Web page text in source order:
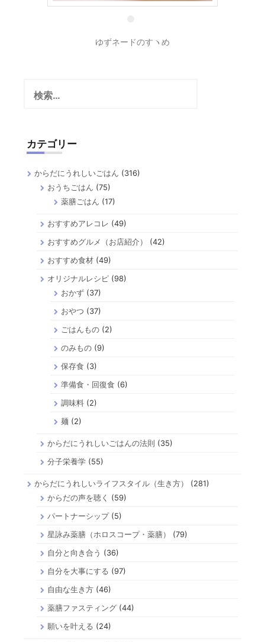
ゆずネードのすヽめ
カテゴリー
からだにうれしいごはん (316)
おうちごはん (75)
薬膳ごはん (17)
おすすめアレコレ (49)
おすすめグルメ（お店紹介）
(42)
おすすめ食材 (49)
オリジナルレシピ (98)
おかず(37)
おやつ (37)
ごはんもの(2)
のみもの(9)
保存食 (3)
準備食・回復食 (6)
調味料(2)
麺 (2)
からだにうれしいごはんの法則 (35)
分子栄養学 (55)
からだにうれしいライフスタイル（生き方）
(281)
からだの声を聴く
(59)
パートナーシップ(5)
星詠み薬膳（ホロスコープ・薬膳）
(79)
自分と向き合う (36)
自分を大事にする (97)
自由な生き方 (46)
薬膳ファスティング (44)
願いを叶える (24)